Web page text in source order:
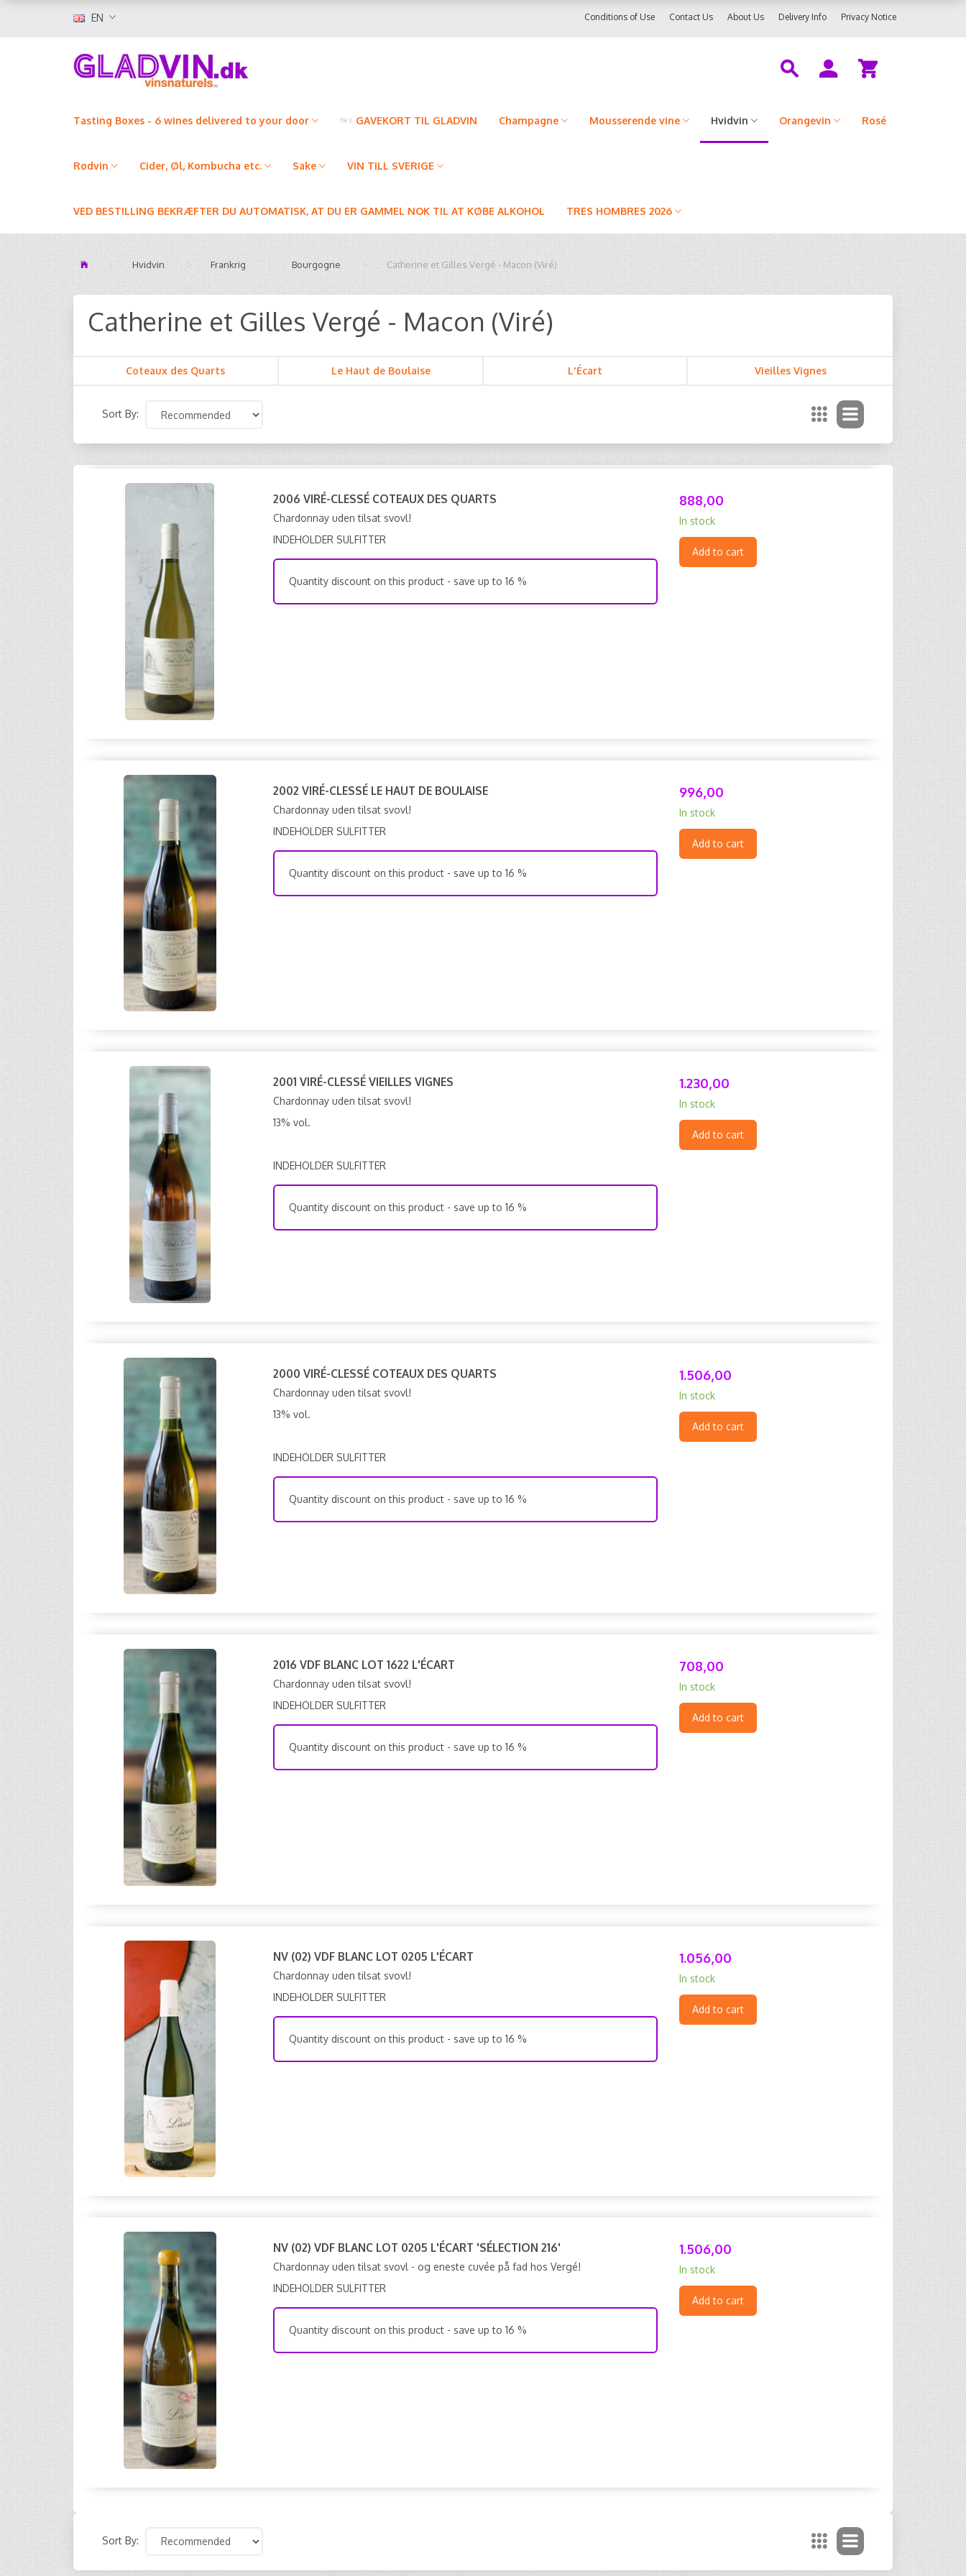
EN Privacy Notice
Delivery Info
About Us
Contact Us
Conditions of Use
Tasting Boxes - 6 wines delivered to your door GAVEKORT TIL GLADVIN Champagne Mousserende vine Hvidvin Orangevin Rosé
Rødvin Cider, Øl, Kombucha etc. Sake VIN TILL SVERIGE
VED BESTILLING BEKRÆFTER DU AUTOMATISK, AT DU ER GAMMEL NOK TIL AT KØBE ALKOHOL TRES HOMBRES 2026
Hvidvin Frankrig Bourgogne Catherine et Gilles Vergé - Macon (Viré)
Catherine et Gilles Vergé - Macon (Viré)
Coteaux des Quarts Le Haut de Boulaise L'Écart Vieilles Vignes
Sort By:
2006 VIRÉ-CLESSÉ COTEAUX DES QUARTS
Chardonnay uden tilsat svovl!
INDEHOLDER SULFITTER
Quantity discount on this product - save up to 16 %
888,00
In stock
Add to cart
2002 VIRÉ-CLESSÉ LE HAUT DE BOULAISE
Chardonnay uden tilsat svovl!
INDEHOLDER SULFITTER
Quantity discount on this product - save up to 16 %
996,00
In stock
Add to cart
2001 VIRÉ-CLESSÉ VIEILLES VIGNES
Chardonnay uden tilsat svovl!
13% vol.
INDEHOLDER SULFITTER
Quantity discount on this product - save up to 16 %
1.230,00
In stock
Add to cart
2000 VIRÉ-CLESSÉ COTEAUX DES QUARTS
Chardonnay uden tilsat svovl!
13% vol.
INDEHOLDER SULFITTER
Quantity discount on this product - save up to 16 %
1.506,00
In stock
Add to cart
2016 VDF BLANC LOT 1622 L'ÉCART
Chardonnay uden tilsat svovl!
INDEHOLDER SULFITTER
Quantity discount on this product - save up to 16 %
708,00
In stock
Add to cart
NV (02) VDF BLANC LOT 0205 L'ÉCART
Chardonnay uden tilsat svovl!
INDEHOLDER SULFITTER
Quantity discount on this product - save up to 16 %
1.056,00
In stock
Add to cart
NV (02) VDF BLANC LOT 0205 L'ÉCART 'SÉLECTION 216'
Chardonnay uden tilsat svovl - og eneste cuvée på fad hos Vergé!
INDEHOLDER SULFITTER
Quantity discount on this product - save up to 16 %
1.506,00
In stock
Add to cart
Sort By: